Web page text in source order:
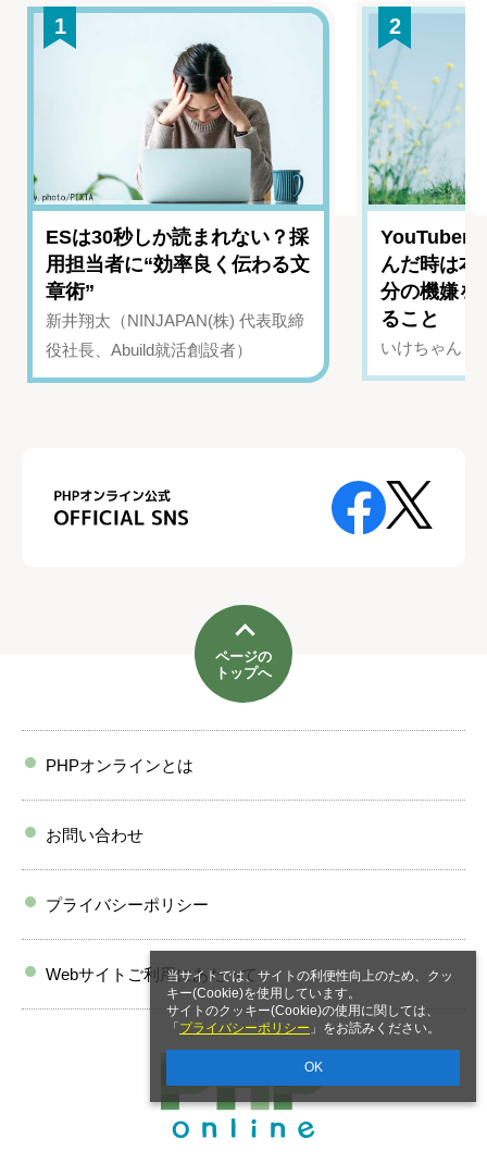
当サイトでは、サイトの利便性向上のため、クッ
キー(Cookie)を使用しています。
サイトのクッキー(Cookie)の使用に関しては、
「 プライバシーポリシー 」をお読みください。
OK
1
ESは30秒しか読まれない？採
用担当者に“効率良く伝わる文
章術”
新井翔太（NINJAPAN(株) 代表取締
役社長、Abuild就活創設者）
2
YouTuber
んだ時は
分の機嫌を
ること
いけちゃん（
ページの
トップへ
PHPオンラインとは
お問い合わせ
プライバシーポリシー
Webサイトご利用にあたって